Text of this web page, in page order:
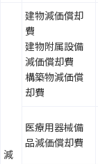
減
建物減価償却
費
建物附属設備
減価償却費
構築物減価償
却費
医療用器械備
品減価償却費